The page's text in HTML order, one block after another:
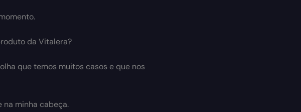
da Vitalera?
que temos muitos casos e que nos
na minha cabeça.